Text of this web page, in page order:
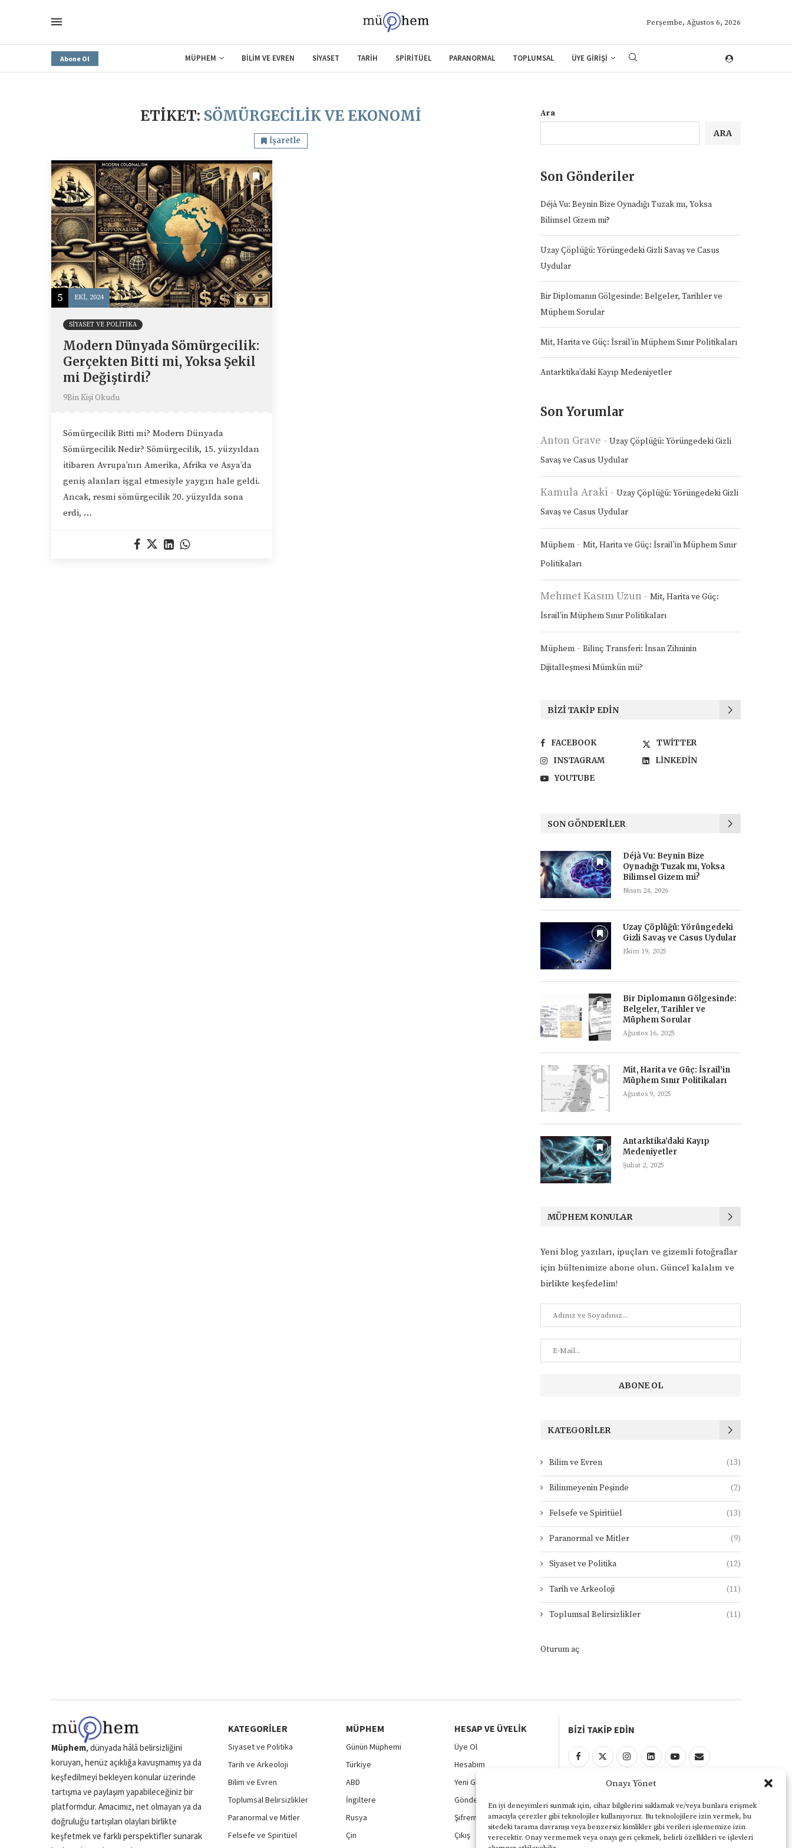
Onayı Yönet
En iyi deneyimleri sunmak için, cihaz bilgilerini saklamak ve/veya bunlara erişmek
amacıyla çerezler gibi teknolojiler kullanıyoruz. Bu teknolojilere izin vermek, bu
sitedeki tarama davranışı veya benzersiz kimlikler gibi verileri işlememize izin
verecektir. Onay vermemek veya onayı geri çekmek, belirli özellikleri ve işlevleri
Perşembe, Ağustos 6, 2026
Abone Ol MÜPHEM BİLİM VE EVREN SİYASET TARİH SPİRİTÜEL PARANORMAL TOPLUMSAL ÜYE GİRİŞİ
ETIKET: SÖMÜRGECILIK VE EKONOMI
İşaretle
5 EKI, 2024
SIYASET VE POLITIKA
Modern Dünyada Sömürgecilik:
Gerçekten Bitti mi, Yoksa Şekil
mi Değiştirdi?
9Bin Kişi Okudu
Sömürgecilik Bitti mi? Modern Dünyada
Sömürgecilik Nedir? Sömürgecilik, 15. yüzyıldan
itibaren Avrupa’nın Amerika, Afrika ve Asya’da
geniş alanları işgal etmesiyle yaygın hale geldi.
Ancak, resmi sömürgecilik 20. yüzyılda sona
erdi, …
Ara
ARA
Son Gönderiler
Déjà Vu: Beynin Bize Oynadığı Tuzak mı, Yoksa
Bilimsel Gizem mi?
Uzay Çöplüğü: Yörüngedeki Gizli Savaş ve Casus
Uydular
Bir Diplomanın Gölgesinde: Belgeler, Tarihler ve
Müphem Sorular
Mit, Harita ve Güç: İsrail’in Müphem Sınır Politikaları
Antarktika’daki Kayıp Medeniyetler
Son Yorumlar
Anton Grave - Uzay Çöplüğü: Yörüngedeki Gizli
Savaş ve Casus Uydular
Kamula Araki - Uzay Çöplüğü: Yörüngedeki Gizli
Savaş ve Casus Uydular
Müphem - Mit, Harita ve Güç: İsrail’in Müphem Sınır
Politikaları
Mehmet Kasım Uzun - Mit, Harita ve Güç:
İsrail’in Müphem Sınır Politikaları
Müphem - Bilinç Transferi: İnsan Zihninin
Dijitalleşmesi Mümkün mü?
BIZI TAKIP EDIN
FACEBOOK
TWITTER
INSTAGRAM
LINKEDIN
YOUTUBE
SON GÖNDERILER
Déjà Vu: Beynin Bize
Oynadığı Tuzak mı, Yoksa
Bilimsel Gizem mi?
Nisan 24, 2026
Uzay Çöplüğü: Yörüngedeki
Gizli Savaş ve Casus Uydular
Ekim 19, 2025
Bir Diplomanın Gölgesinde:
Belgeler, Tarihler ve
Müphem Sorular
Ağustos 16, 2025
Mit, Harita ve Güç: İsrail’in
Müphem Sınır Politikaları
Ağustos 9, 2025
Antarktika’daki Kayıp
Medeniyetler
Şubat 2, 2025
MÜPHEM KONULAR
Yeni blog yazıları, ipuçları ve gizemli fotoğraflar
için bültenimize abone olun. Güncel kalalım ve
birlikte keşfedelim!
KATEGORILER
Bilim ve Evren (13)
Bilinmeyenin Peşinde (2)
Felsefe ve Spiritüel (13)
Paranormal ve Mitler (9)
Siyaset ve Politika (12)
Tarih ve Arkeoloji (11)
Toplumsal Belirsizlikler (11)
Oturum aç
Müphem, dünyada hâlâ belirsizliğini
koruyan, henüz açıklığa kavuşmamış ya da
keşfedilmeyi bekleyen konular üzerinde
tartışma ve paylaşım yapabileceğiniz bir
platformdur. Amacımız, net olmayan ya da
doğruluğu tartışılan olayları birlikte
keşfetmek ve farklı perspektifler sunarak
KATEGORILER
Siyaset ve Politika
Tarih ve Arkeoloji
Bilim ve Evren
Toplumsal Belirsizlikler
Paranormal ve Mitler
Felsefe ve Spiritüel
MÜPHEM
Günün Müphemi
Türkiye
ABD
İngiltere
Rusya
Çin
HESAP VE ÜYELIK
Üye Ol
Hesabım
Yeni Gönderi
Gönderilerim
Şifremi Unuttum
Çıkış
BİZİ TAKİP EDİN
KULLANIM ŞARTLARI
Gizlilik ve Çerezler Politikası
Yasal Uyarı
KVKK Aydınlatma Metni